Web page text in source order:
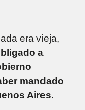
era vieja,
a
mandado
Aires.